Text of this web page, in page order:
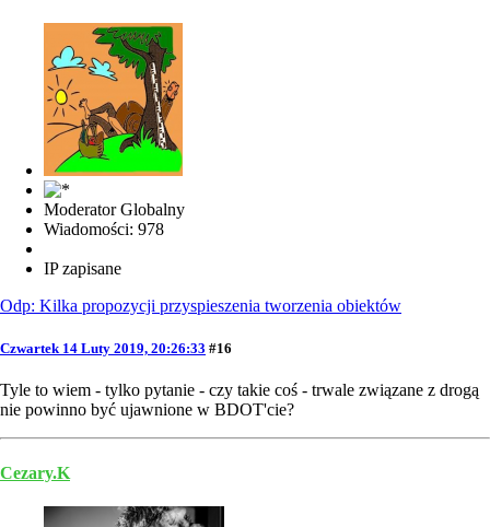
Moderator Globalny
Wiadomości: 978
IP zapisane
Odp: Kilka propozycji przyspieszenia tworzenia obiektów
Czwartek 14 Luty 2019, 20:26:33 #16
Tyle to wiem - tylko pytanie - czy takie coś - trwale związane z drogą
nie powinno być ujawnione w BDOT'cie?
Cezary.K